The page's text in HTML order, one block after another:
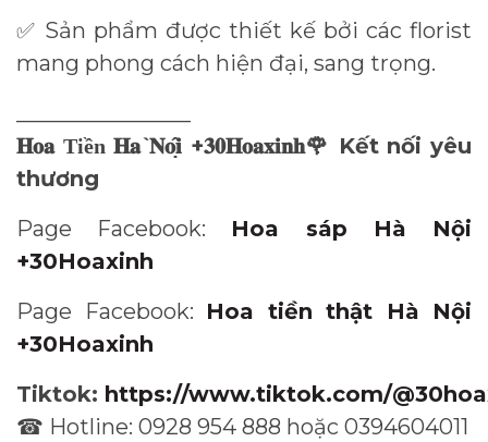
✅ Sản phẩm được thiết kế bởi các florist
mang phong cách hiện đại, sang trọng.
𝐇𝐨𝐚 Tiền 𝐇𝐚̀𝐍𝐨𝐢 +𝟑𝟎𝐇𝐨𝐚𝐱𝐢𝐧𝐡🌹 Kết nối yêu
thương
Page Facebook: Hoa sáp Hà Nội
+30Hoaxinh
Page Facebook: Hoa tiền thật Hà Nội
+30Hoaxinh
Tiktok: https://www.tiktok.com/
☎ Hotline: 0928 954 888 hoặc 0394604011